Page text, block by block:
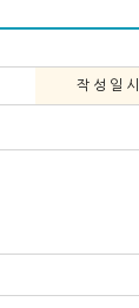
작 성 일 시